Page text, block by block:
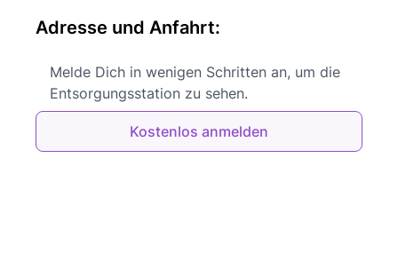
Adresse und Anfahrt:
Melde Dich in wenigen Schritten an, um die
Entsorgungsstation zu sehen.
Kostenlos anmelden